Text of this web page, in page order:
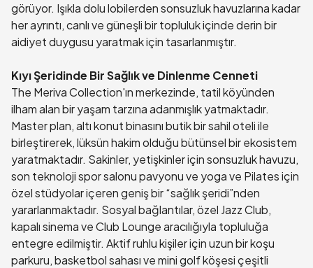
görüyor. Işıkla dolu lobilerden sonsuzluk havuzlarına kadar
her ayrıntı, canlı ve güneşli bir topluluk içinde derin bir
aidiyet duygusu yaratmak için tasarlanmıştır.
Kıyı Şeridinde Bir Sağlık ve Dinlenme Cenneti
The Meriva Collection'ın merkezinde, tatil köyünden
ilham alan bir yaşam tarzına adanmışlık yatmaktadır.
Master plan, altı konut binasını butik bir sahil oteli ile
birleştirerek, lüksün hakim olduğu bütünsel bir ekosistem
yaratmaktadır. Sakinler, yetişkinler için sonsuzluk havuzu,
son teknoloji spor salonu pavyonu ve yoga ve Pilates için
özel stüdyolar içeren geniş bir “sağlık şeridi”nden
yararlanmaktadır. Sosyal bağlantılar, özel Jazz Club,
kapalı sinema ve Club Lounge aracılığıyla topluluğa
entegre edilmiştir. Aktif ruhlu kişiler için uzun bir koşu
parkuru, basketbol sahası ve mini golf köşesi çeşitli